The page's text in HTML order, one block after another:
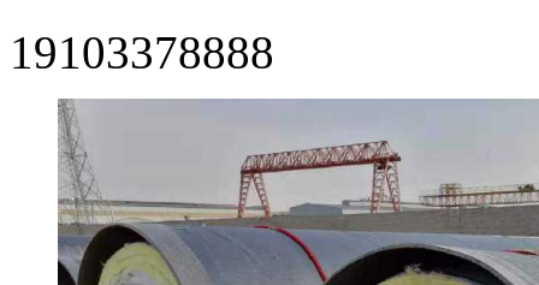
19103378888